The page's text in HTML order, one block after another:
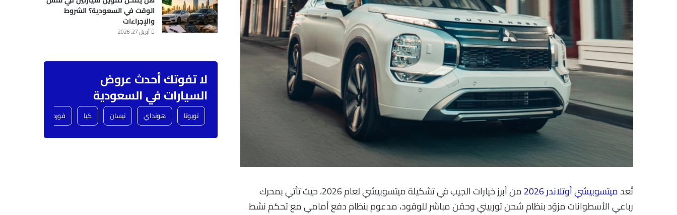
تُعدميتسوبيشي أوتلاندر 2026
من أبرز خيارات الجيب في تشكيلة ميتسوبيشي لعام 2026، حيث تأتي بمحرك
رباعي الأسطوانات مزوّد بنظام شحن توربيني وحقن مباشر للوقود، مدعوم بنظام دفع أمامي مع تحكم نشط
الوقت في السعودية؟ الشروط
والإجراءات
أبريل 27, 2026
لا تفوتك أحدث عروض
السيارات في السعودية
تويوتا هونداي نيسان كيا فورد